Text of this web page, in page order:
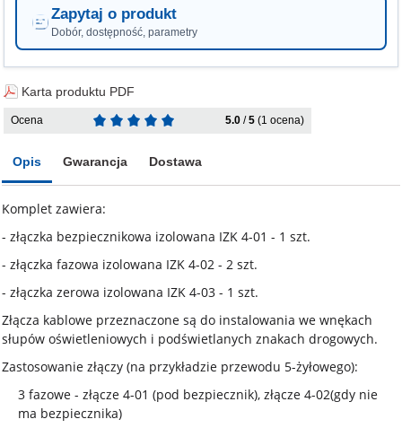
Zapytaj o produkt
Dobór, dostępność, parametry
Karta produktu PDF
Ocena 5.0 /5 (1 ocena)
Opis Gwarancja Dostawa
Komplet zawiera:
- złączka bezpiecznikowa izolowana IZK 4-01 - 1 szt.
- złączka fazowa izolowana IZK 4-02 - 2 szt.
- złączka zerowa izolowana IZK 4-03 - 1 szt.
Złącza kablowe przeznaczone są do instalowania we wnękach
słupów oświetleniowych i podświetlanych znakach drogowych.
Zastosowanie złączy (na przykładzie przewodu 5-żyłowego):
3 fazowe - złącze 4-01 (pod bezpiecznik), złącze 4-02(gdy nie
ma bezpiecznika)